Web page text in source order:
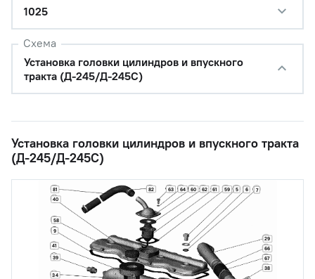
1025
Схема
Установка головки цилиндров и впускного
тракта (Д-245/Д-245С)
Установка головки цилиндров и впускного тракта
(Д-245/Д-245С)
5 6 7
9
29
34
38
39
40
41
58
59
60 61
62
63 64
66
67
81 82